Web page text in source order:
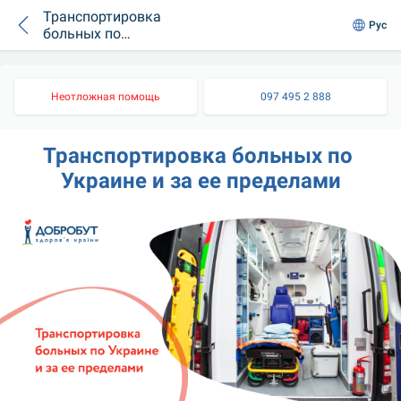
Транспортировка
больных по
Украине и за ее
Рус
Неотложная помощь 097 495 2 888
Транспортировка больных по
Украине и за ее пределами